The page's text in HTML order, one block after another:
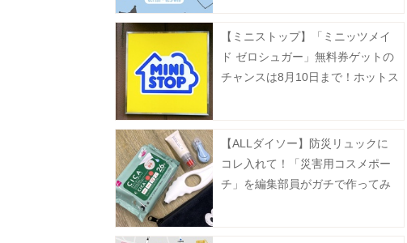
【ミニストップ】「ミニッツメイ
ド ゼロシュガー」無料券ゲットの
チャンスは8月10日まで！ホットス
【ALLダイソー】防災リュックに
コレ入れて！「災害用コスメポー
チ」を編集部員がガチで作ってみ